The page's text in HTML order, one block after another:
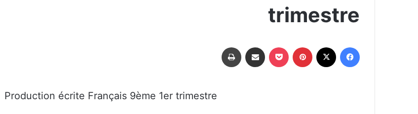
trimestre
فيسبوك بينتيريست ‫Pocket مشاركة عبر البريد
Production écrite Français 9ème 1er trimestre